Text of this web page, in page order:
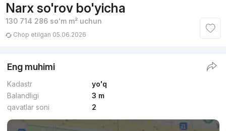
Narx so'rov bo'yicha
130 714 286 soʻmm² uchun
Chop etilgan 05.06.2026
Eng muhimi
Kadastr
yo'q
Balandligi
3 m
qavatlar soni
2